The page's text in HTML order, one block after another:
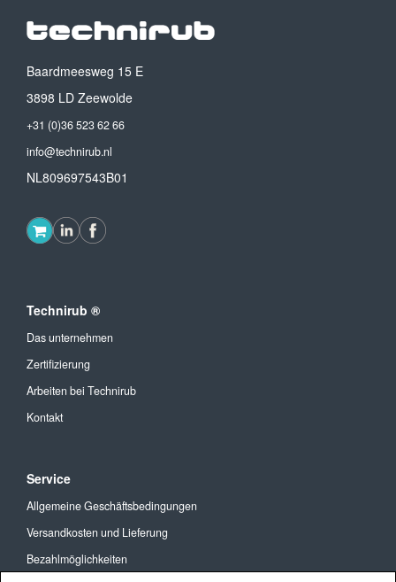
Baardmeesweg 15 E
3898 LD Zeewolde
+31 (0)36 523 62 66
info@technirub.nl
NL809697543B01
Technirub ®
Das unternehmen
Zertifizierung
Arbeiten bei Technirub
Kontakt
Service
Allgemeine Geschäftsbedingungen
Versandkosten und Lieferung
Bezahlmöglichkeiten